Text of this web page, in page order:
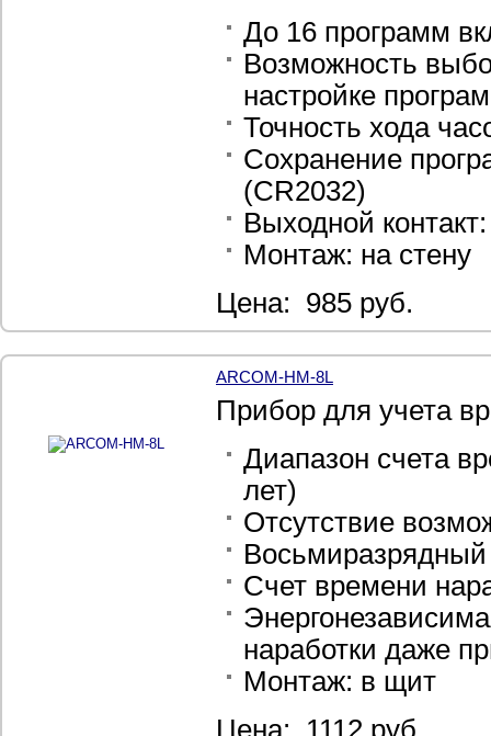
До 16 программ
Возможность
настройке
Точность хода
Сохранение
(CR2032)
Выходной
Монтаж: на стену
Цена: 985 руб.
ARCOM-HM-8L
Прибор для учета
Диапазон счета
лет)
Отсутствие
Счет времени
наработки даже
Монтаж: в щит
Цена: 1112 руб.